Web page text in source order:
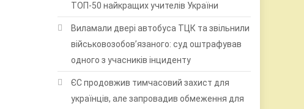
ТОП-50 найкращих учителів України
Виламали двері автобуса ТЦК та звільнили
військовозобов’язаного: суд оштрафував
одного з учасників інциденту
ЄС продовжив тимчасовий захист для
українців, але запровадив обмеження для